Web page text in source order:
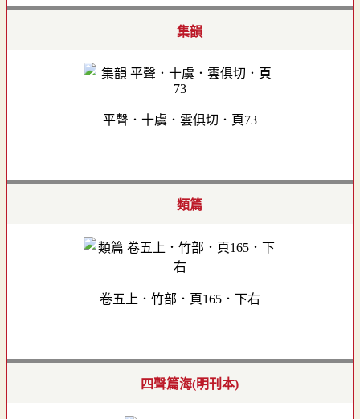
集韻
平聲．十虞．雲俱切．頁73
類篇
卷五上．竹部．頁165．下右
四聲篇海(明刊本)